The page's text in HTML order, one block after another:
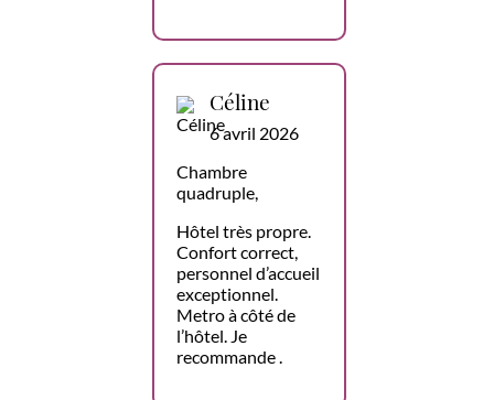
Céline
6 avril 2026
Chambre
quadruple,
Hôtel très propre.
Confort correct,
personnel d’accueil
exceptionnel.
Metro à côté de
l’hôtel. Je
recommande .